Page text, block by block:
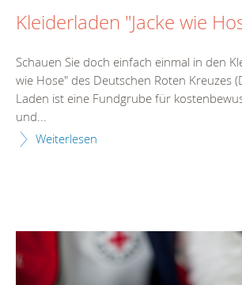
Kleiderladen "Jacke wie
Schauen Sie doch einfach einmal in den
wie Hose" des Deutschen Roten Kreuzes
Laden ist eine Fundgrube für
und...
Weiterlesen